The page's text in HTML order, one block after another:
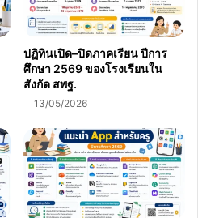
ปฏิทินเปิด–ปิดภาคเรียน ปีการ
ศึกษา 2569 ของโรงเรียนใน
สังกัด สพฐ.
13/05/2026